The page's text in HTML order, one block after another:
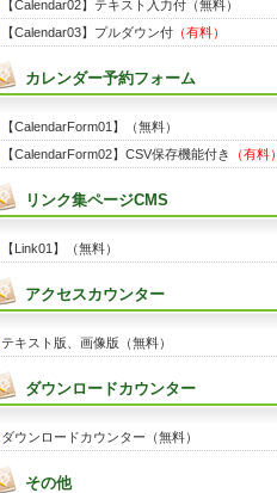
【Calendar02】テキスト入力付（無料）
【Calendar03】プルダウン付 （有料）
カレンダー予約フォーム
【CalendarForm01】（無料）
【CalendarForm02】CSV保存機能付き
（有料
リンク集ページCMS
【Link01】（無料）
アクセスカウンター
テキスト版、画像版（無料）
ダウンロードカウンター
ダウンロードカウンター（無料）
その他